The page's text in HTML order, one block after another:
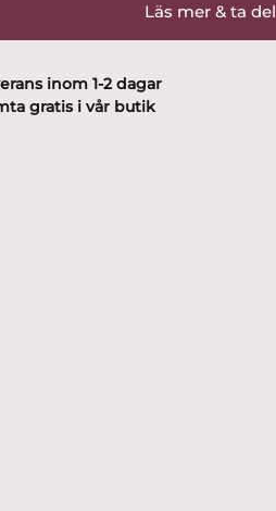
Läs mer & ta
inom 1-2 dagar
gratis i vår butik